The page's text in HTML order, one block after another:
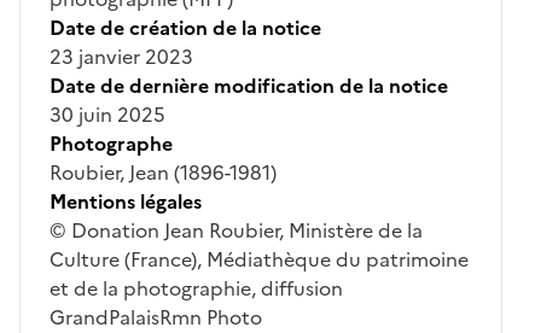
Date de création de la notice
23 janvier 2023
Date de dernière modification de la notice
30 juin 2025
Photographe
Roubier, Jean (1896-1981)
Mentions légales
© Donation Jean Roubier, Ministère de la
Culture (France), Médiathèque du patrimoine
et de la photographie, diffusion
GrandPalaisRmn Photo